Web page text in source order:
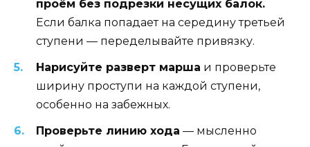
проём без подрезки несущих балок.
Если балка попадает на середину третьей
ступени — переделывайте привязку.
Нарисуйте разверт марша и проверьте
ширину проступи на каждой ступени,
особенно на забежных.
Проверьте линию хода — мысленно